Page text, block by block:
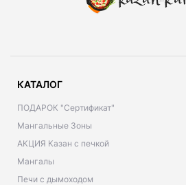
КАТАЛОГ
ПОДАРОК "Сертификат"
Мангальные Зоны
АКЦИЯ Казан с печкой
Мангалы
Печи с дымоходом